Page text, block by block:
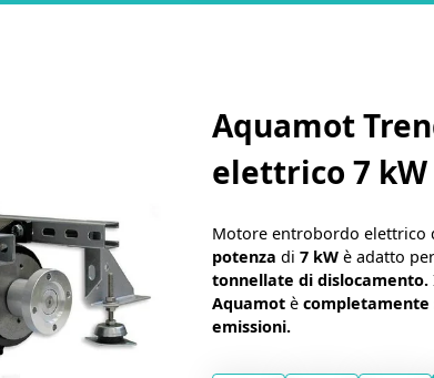
Aquamot
elettrico 7 kW
Motore entrobordo elettrico
potenza di 7 kWè adatto
tonnellate di dislocamento.
Aquamotè completamente
emissioni.